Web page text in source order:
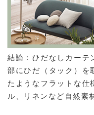
結論：ひだなしカーテ
部にひだ（タック）を
たようなフラットな仕
ル、リネンなど自然素